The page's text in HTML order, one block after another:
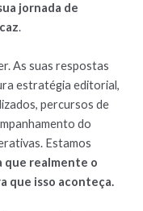
jornada de
.
As suas respostas
estratégia editorial,
percursos de
do
Estamos
que realmente o
que isso aconteça.